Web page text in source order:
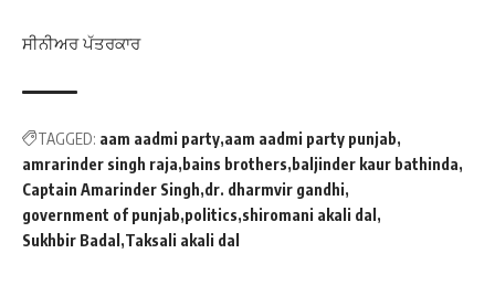
ਸੀਨੀਅਰ ਪੱਤਰਕਾਰ
TAGGED: aam aadmi party aam aadmi party punjab
amrarinder singh raja bains brothers baljinder kaur bathinda
Captain Amarinder Singh dr. dharmvir gandhi
government of punjab politics shiromani akali dal
Sukhbir Badal Taksali akali dal